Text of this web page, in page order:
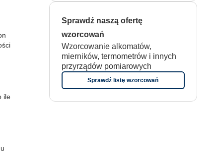
ile
Sprawdź naszą ofertę
wzorcowań
Wzorcowanie alkomatów,
mierników, termometrów i innych
przyrządów pomiarowych
Sprawdź listę wzorcowań